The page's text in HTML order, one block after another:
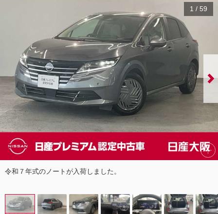
1 / 59
令和７年式のノートが入荷しました。